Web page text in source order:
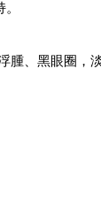
、黑眼圈，淡